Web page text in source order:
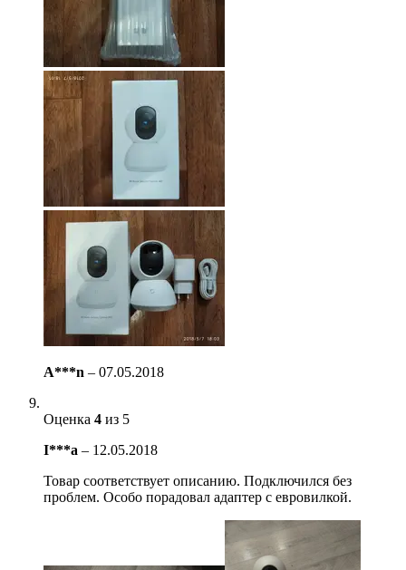
A***n – 07.05.2018
Оценка 4 из 5
I***a – 12.05.2018
Товар соответствует описанию. Подключился без
проблем. Особо порадовал адаптер с евровилкой.